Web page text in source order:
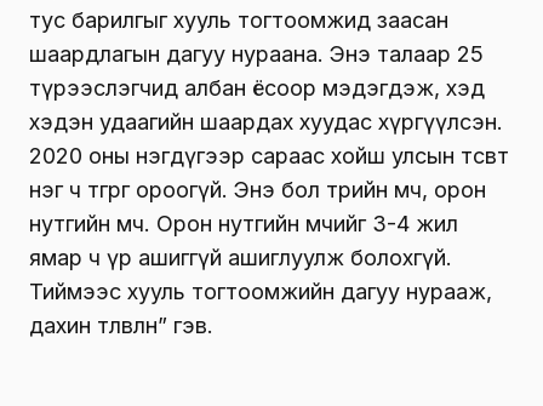
тус барилгыг хууль тогтоомжид заасан
шаардлагын дагуу нураана. Энэ талаар 25
түрээслэгчид албан ёсоор мэдэгдэж, хэд
хэдэн удаагийн шаардах хуудас хүргүүлсэн.
2020 оны нэгдүгээр сараас хойш улсын төсөвт
нэг ч төгрөг ороогүй. Энэ бол төрийн өмч, орон
нутгийн өмч. Орон нутгийн өмчийг 3-4 жил
ямар ч үр ашиггүй ашиглуулж болохгүй.
Тиймээс хууль тогтоомжийн дагуу нурааж,
дахин төлөвлөнө” гэв.